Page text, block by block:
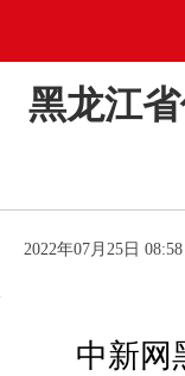
黑龙江
2022年07月25日 08:58
中新网黑